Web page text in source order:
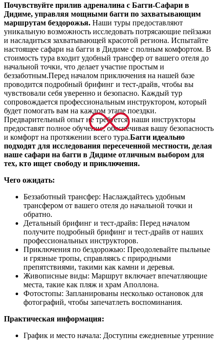
Почувствуйте прилив адреналина с Багги-Сафари в
Дидиме, управляя мощными багги по захватывающим
маршрутам бездорожья. Наши туры предоставляют
уникальную возможность исследовать потрясающие пейзажи
и насладиться захватывающей красотой региона. Испытайте
настоящее сафари на багги в Дидиме с полным комфортом. В
стоимость тура входит удобный трансфер от вашего отеля до
начальной точки, что делает участие простым и
беззаботным.Перед началом приключения на нашей базе
проводится подробный брифинг и тест-драйв, чтобы вы
чувствовали себя уверенно и безопасно. Каждый тур
сопровождается профессиональным инструктором, который
будет помогать вам на каждом этапе поездки.
Предварительный опыт не требуется; наши инструкторы
предоставят полное обучение, обеспечивая вашу безопасность
и комфорт на протяжении всего тура.Багги идеально
подходят для исследования пересеченной местности, делая
наше сафари на багги в Дидиме отличным выбором для
тех, кто ищет свободу и приключения.
Чего ожидать:
Беззаботный трансфер: Наслаждайтесь удобным
трансфером от вашего отеля до начальной точки и
обратно.
Детальный брифинг и тест-драйв: Перед началом
получите подробный брифинг и тест-драйв от наших
профессиональных инструкторов.
Приключения по бездорожью: Преодолевайте пыльные
и грязные тропы, справляясь с природными
препятствиями, такими как камни и деревья.
Живописные виды: Маршрут включает впечатляющие
места, такие как пляж и храм Аполлона.
Фотостопы: Запланированы несколько остановок для
фотографий, чтобы запечатлеть воспоминания.
Практическая информация:
График и место начала: Доступны ежедневные утренние